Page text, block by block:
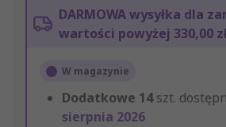
DARMOWA wysyłka dla
wartości powyżej 330,00
W magazynie
Dodatkowe 14szt.
sierpnia 2026